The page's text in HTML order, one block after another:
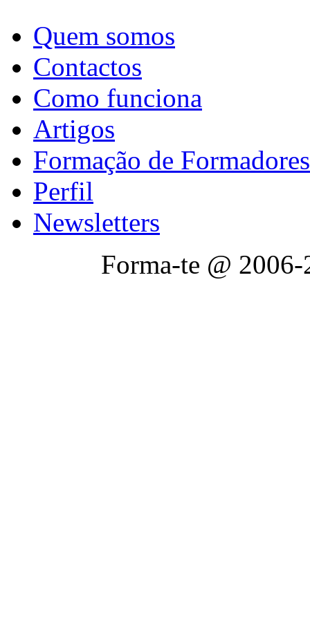
Quem somos
Contactos
Como funciona
Artigos
Formação de Formadores
Perfil
Newsletters
Forma-te @